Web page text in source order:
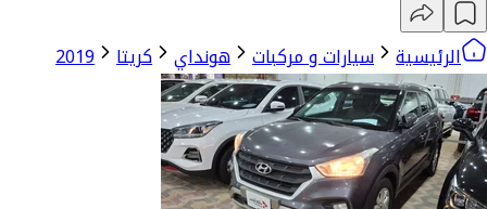
الرئيسية سيارات و مركبات هونداي كريتا 2019